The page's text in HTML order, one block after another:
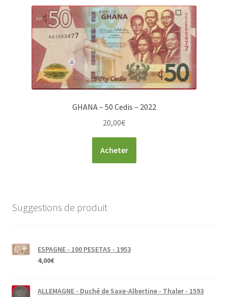
GHANA – 50 Cedis – 2022
20,00€
Acheter
Suggestions de produit
ESPAGNE - 100 PESETAS - 1953
4,00€
ALLEMAGNE - Duché de Saxe-Albertine - Thaler - 1593